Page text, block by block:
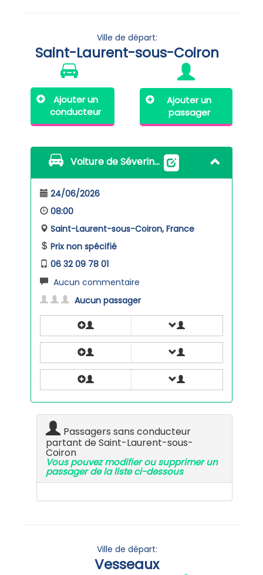
Ville de départ:
Saint-Laurent-sous-Coiron
Ajouter un
conducteur
Ajouter un
passager
Voiture de Séverine Baccan
24/06/2026
08:00
Saint-Laurent-sous-Coiron, France
Prix non spécifié
06 32 09 78 01
Aucun commentaire
Aucun passager
Passagers sans conducteur
partant de Saint-Laurent-sous-
Coiron
Vous pouvez modifier ou supprimer un
passager de la liste ci-dessous
Ville de départ:
Vesseaux